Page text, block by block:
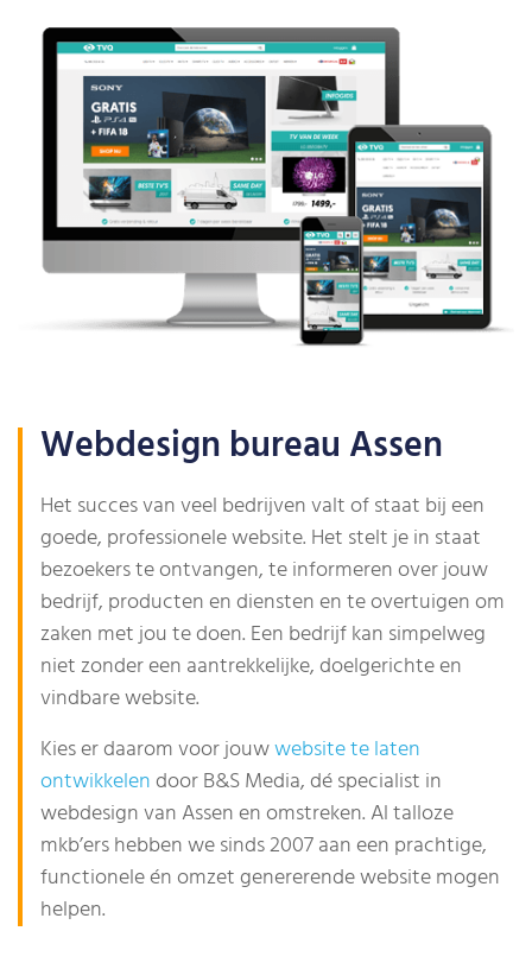
Webdesign bureau Assen
Het succes van veel bedrijven valt of staat bij een
goede, professionele website. Het stelt je in staat
bezoekers te ontvangen, te informeren over jouw
bedrijf, producten en diensten en te overtuigen om
zaken met jou te doen. Een bedrijf kan simpelweg
niet zonder een aantrekkelijke, doelgerichte en
vindbare website.
Kies er daarom voor jouwwebsite te laten
ontwikkelendoor B&S Media, dé specialist in
webdesign van Assen en omstreken. Al talloze
mkb’ers hebben we sinds 2007 aan een prachtige,
functionele én omzet genererende website mogen
helpen.